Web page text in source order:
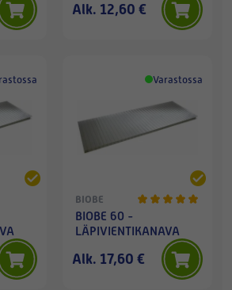
Alk. 12,60 €
Varastossa
BIOBE
BIOBE 60 -
LÄPIVIENTIKANAVA
Alk. 17,60 €